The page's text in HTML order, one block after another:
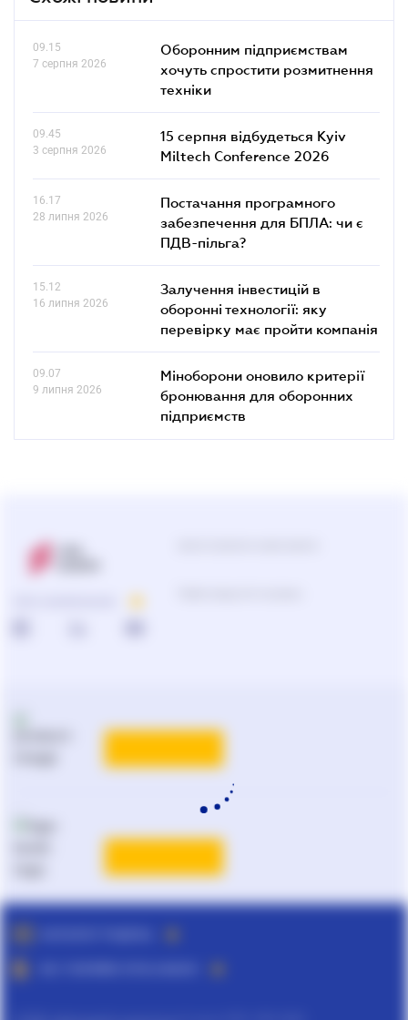
09.15
7 серпня 2026
Оборонним підприємствам
хочуть спростити розмитнення
техніки
09.45
3 серпня 2026
15 серпня відбудеться Kyiv
Miltech Conference 2026
16.17
28 липня 2026
Постачання програмного
забезпечення для БПЛА: чи є
ПДВ-пільга?
15.12
16 липня 2026
Залучення інвестицій в
оборонні технології: яку
перевірку має пройти компанія
09.07
9 липня 2026
Міноборони оновило критерії
бронювання для оборонних
підприємств